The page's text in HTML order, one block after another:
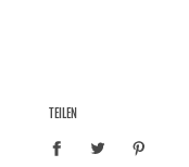
TEILEN